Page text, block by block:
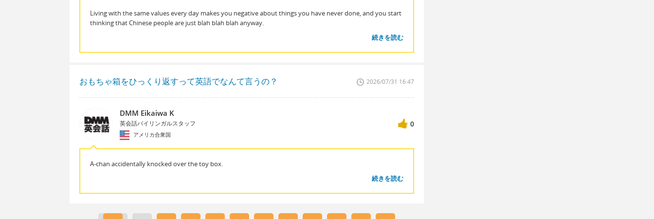
Living with the same values every day makes you negative about things you have never done, and you start
thinking that Chinese people are just blah blah blah anyway.
続きを読む
おもちゃ箱をひっくり返すって英語でなんて言うの？ 2026/07/31 16:47
DMM Eikaiwa K
英会話バイリンガルスタッフ
アメリカ合衆国
0
A-chan accidentally knocked over the toy box.
続きを読む